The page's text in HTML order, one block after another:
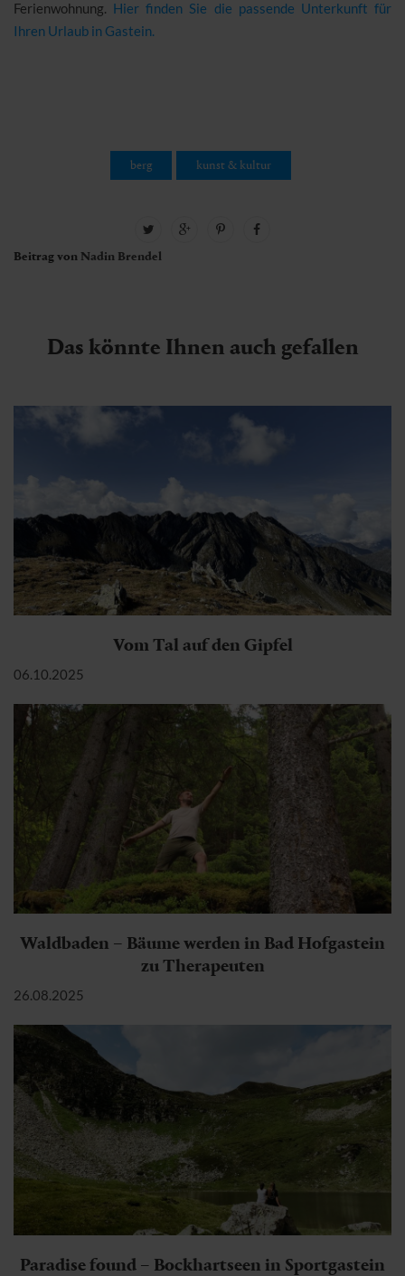
Ferienwohnung. Hier finden Sie die passende Unterkunft für
Ihren Urlaub in Gastein.
berg kunst & kultur
Beitrag von Nadin Brendel
Das könnte Ihnen auch gefallen
Vom Tal auf den Gipfel
06.10.2025
Waldbaden – Bäume werden in Bad Hofgastein
zu Therapeuten
26.08.2025
Paradise found – Bockhartseen in Sportgastein